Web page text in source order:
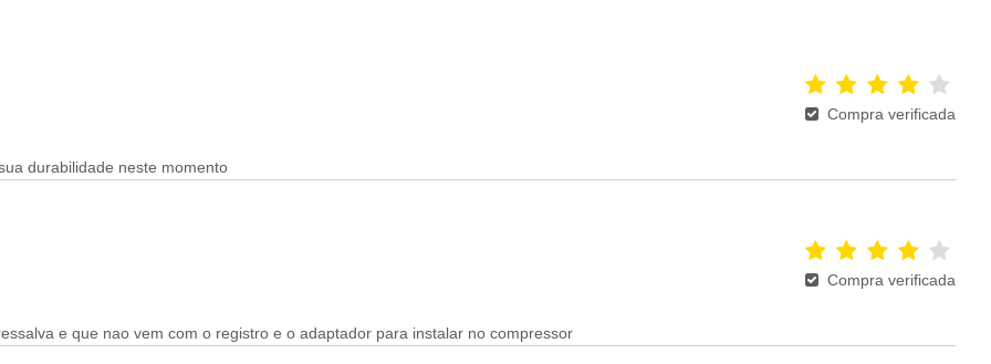
Compra verificada
durabilidade neste momento
Compra verificada
e que nao vem com o registro e o adaptador para instalar no compressor